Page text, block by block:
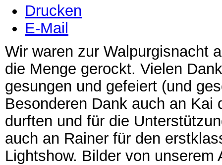
Drucken
E-Mail
Wir waren zur Walpurgisnacht
die Menge gerockt. Vielen
gesungen und gefeiert (und
Besonderen Dank auch an Kai
durften und für die
auch an Rainer für den
Lightshow. Bilder von